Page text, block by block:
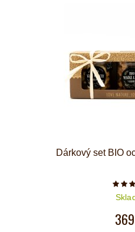
Dárkový set BIO